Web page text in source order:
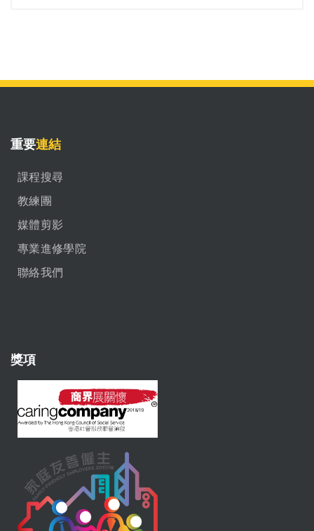
重要連結
課程搜尋
教練團
媒體剪影
專業進修學院
聯絡我們
獎項